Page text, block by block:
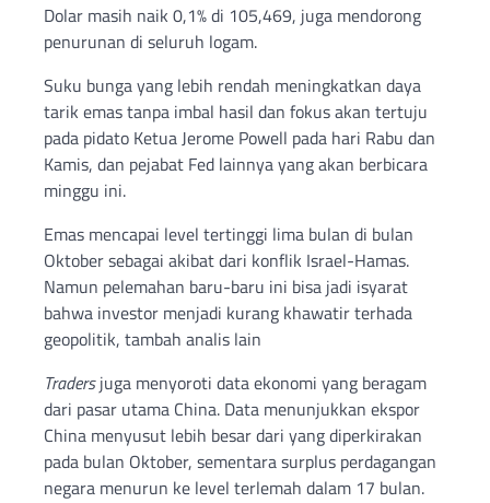
Dolar masih naik 0,1% di 105,469, juga mendorong
penurunan di seluruh logam.
Suku bunga yang lebih rendah meningkatkan daya
tarik emas tanpa imbal hasil dan fokus akan tertuju
pada pidato Ketua Jerome Powell pada hari Rabu dan
Kamis, dan pejabat Fed lainnya yang akan berbicara
minggu ini.
Emas mencapai level tertinggi lima bulan di bulan
Oktober sebagai akibat dari konflik Israel-Hamas.
Namun pelemahan baru-baru ini bisa jadi isyarat
bahwa investor menjadi kurang khawatir terhada
geopolitik, tambah analis lain
Tradersjuga menyoroti data ekonomi yang beragam
dari pasar utama China. Data menunjukkan ekspor
China menyusut lebih besar dari yang diperkirakan
pada bulan Oktober, sementara surplus perdagangan
negara menurun ke level terlemah dalam 17 bulan.